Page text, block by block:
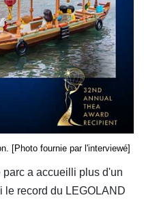
[Photo fournie par l'interviewé]
a accueilli plus d'un
le record du LEGOLAND